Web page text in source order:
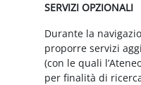
SERVIZI OPZIONALI
Durante la
proporre servizi
(con le quali
per finalità di